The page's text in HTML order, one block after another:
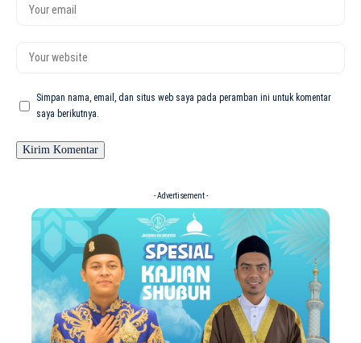
Simpan nama, email, dan situs web saya pada peramban ini untuk komentar
saya berikutnya.
- Advertisement -